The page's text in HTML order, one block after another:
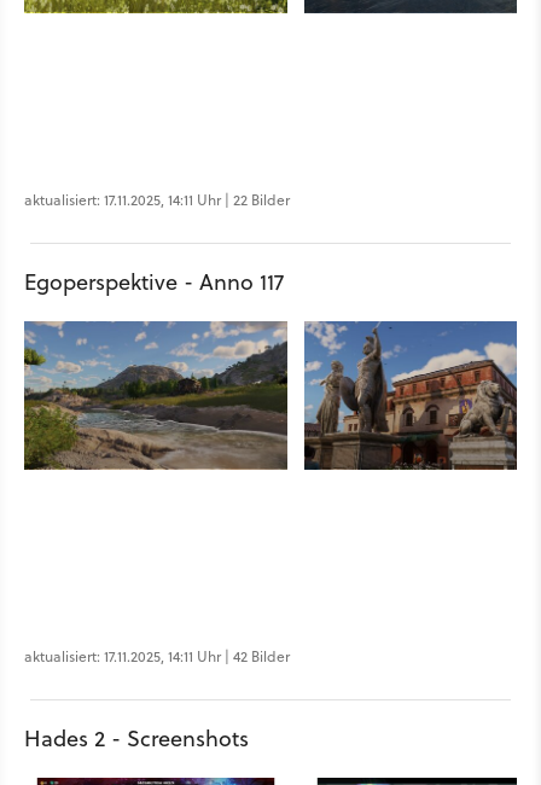
aktualisiert: 17.11.2025, 14:11 Uhr | 22 Bilder
Egoperspektive - Anno 117
aktualisiert: 17.11.2025, 14:11 Uhr | 42 Bilder
Hades 2 - Screenshots